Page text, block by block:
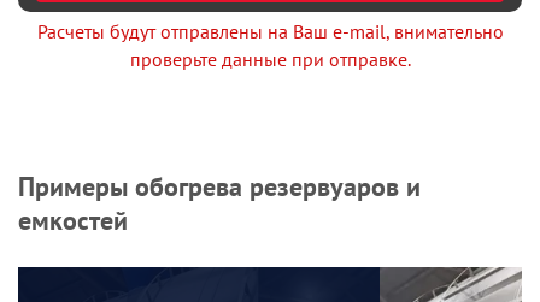
Расчеты будут отправлены на Ваш e-mail, внимательно
проверьте данные при отправке.
Примеры обогрева резервуаров и
емкостей